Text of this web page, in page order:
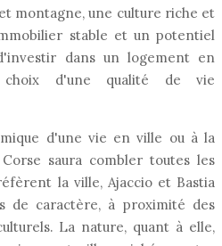
montagne, une culture riche et
stable et un potentiel
dans un logement en
d'une qualité de vie
d'une vie en ville ou à la
saura combler toutes les
la ville, Ajaccio et Bastia
de caractère, à proximité des
La nature, quant à elle,